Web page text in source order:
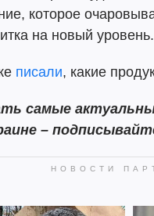
которое
на новый уровень.
писали, какие
самые
–